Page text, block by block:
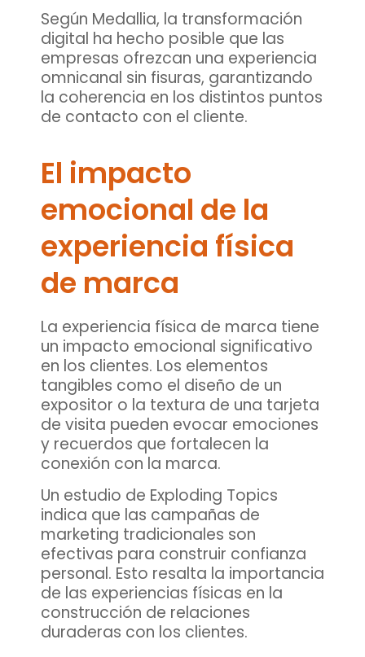
Según Medallia, la transformación
digital ha hecho posible que las
empresas ofrezcan una experiencia
omnicanal sin fisuras, garantizando
la coherencia en los distintos puntos
de contacto con el cliente.
El impacto
emocional de la
experiencia física
de marca
La experiencia física de marca tiene
un impacto emocional significativo
en los clientes. Los elementos
tangibles como el diseño de un
expositor o la textura de una tarjeta
de visita pueden evocar emociones
y recuerdos que fortalecen la
conexión con la marca.
Un estudio de Exploding Topics
indica que las campañas de
marketing tradicionales son
efectivas para construir confianza
personal. Esto resalta la importancia
de las experiencias físicas en la
construcción de relaciones
duraderas con los clientes.